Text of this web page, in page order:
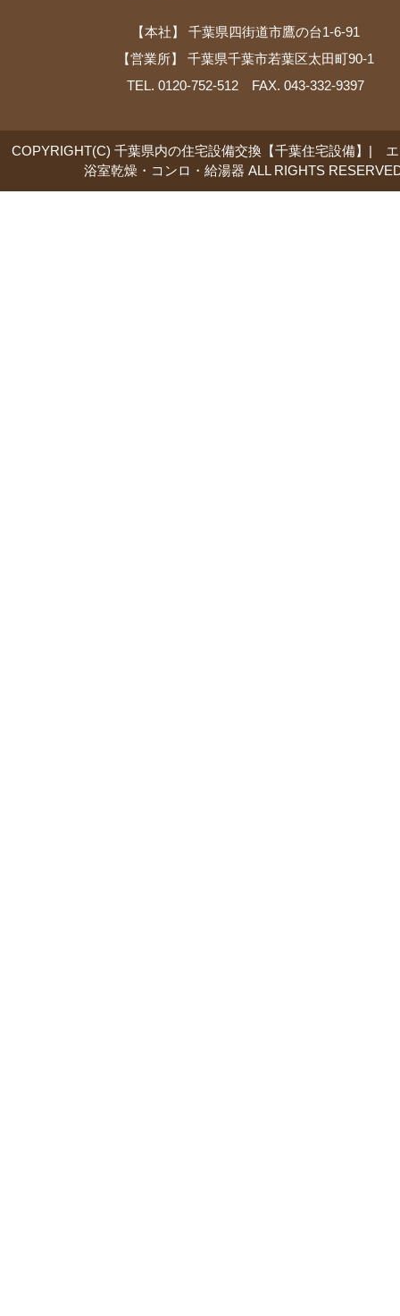
【本社】 千葉県四街道市鷹の台1-6-91
【営業所】 千葉県千葉市若葉区太田町90-1
TEL. 0120-752-512 FAX. 043-332-9397
COPYRIGHT(C) 千葉県内の住宅設備交換【千葉住宅設備】|
浴室乾燥・コンロ・給湯器 ALL RIGHTS